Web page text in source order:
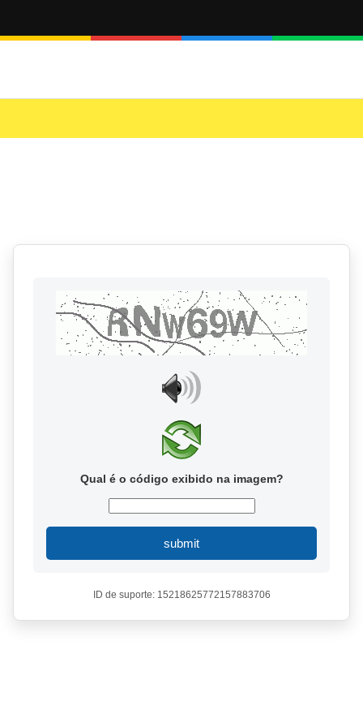
Qual é o código exibido na imagem?
submit
ID de suporte: 15218625772157883706